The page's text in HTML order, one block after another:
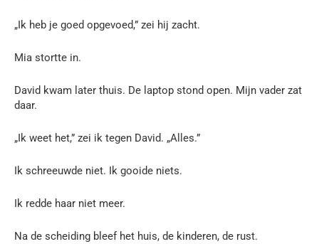
„Ik heb je goed opgevoed,” zei hij zacht.
Mia stortte in.
David kwam later thuis. De laptop stond open. Mijn vader zat
daar.
„Ik weet het,” zei ik tegen David. „Alles.”
Ik schreeuwde niet. Ik gooide niets.
Ik redde haar niet meer.
Na de scheiding bleef het huis, de kinderen, de rust.